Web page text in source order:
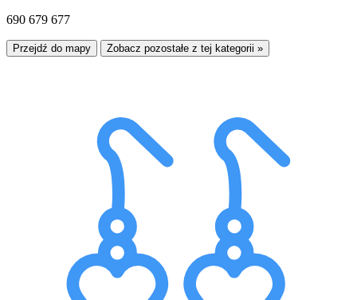
690 679 677
Przejdź do mapy Zobacz pozostałe z tej kategorii »